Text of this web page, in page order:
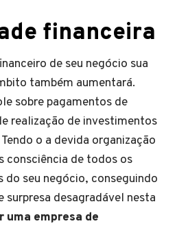
financeira
de seu negócio sua
também aumentará.
sobre pagamentos de
realização de investimentos
o a devida organização
consciência de todos os
do seu negócio, conseguindo
desagradável nesta
uma empresa de